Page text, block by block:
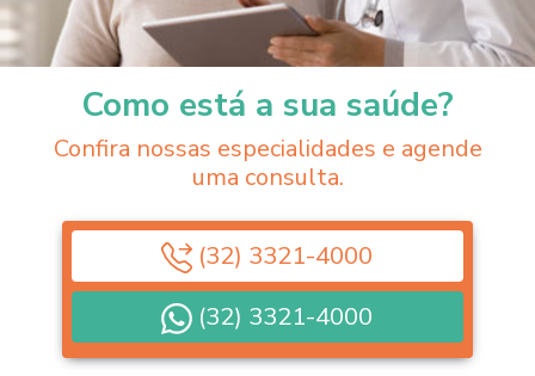
Como está a sua saúde?
Confira nossas especialidades e agende
uma consulta.
(32) 3321-4000
(32) 3321-4000